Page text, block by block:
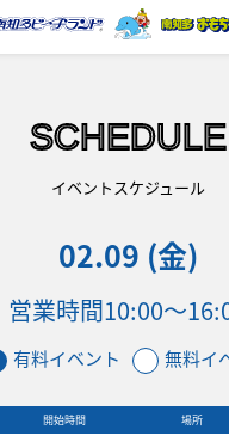
イベント
海の生きもの
おもちゃ王国
SCHEDULE
イベントスケジュール
02.09 (金)
営業時間10:00～
有料イベント 無料イ
開始時間 場所